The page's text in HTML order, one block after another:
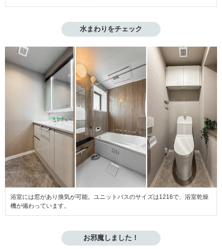
水まわりをチェック
浴室には窓があり換気が可能。ユニットバスのサイズは1216で、浴室乾燥
機が備わっています。
お邪魔しました！